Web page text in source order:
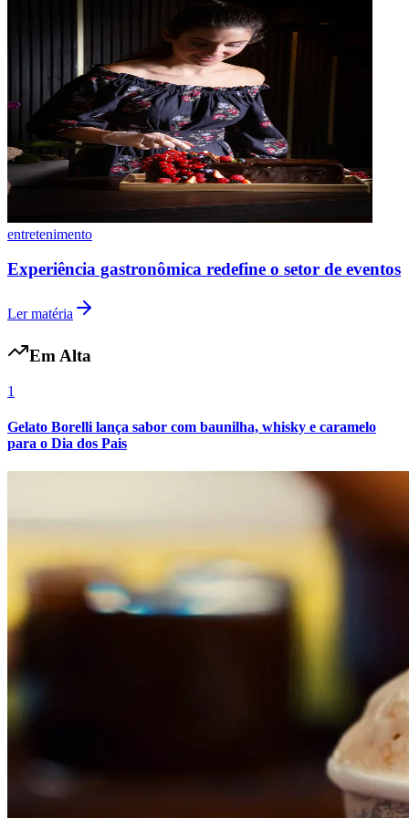
Botafogo
Grêmio
entretenimento
Experiência gastronômica redefine o setor de eventos
Ler matéria
Em Alta
1
Gelato Borelli lança sabor com baunilha, whisky e caramelo
para o Dia dos Pais